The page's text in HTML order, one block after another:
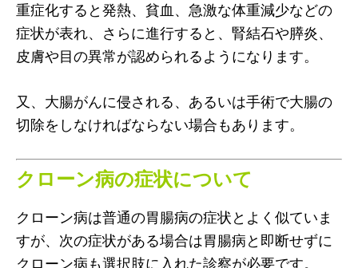
重症化すると発熱、貧血、急激な体重減少などの
症状が表れ、さらに進行すると、腎結石や膵炎、
皮膚や目の異常が認められるようになります。
又、大腸がんに侵される、あるいは手術で大腸の
切除をしなければならない場合もあります。
クローン病の症状について
クローン病は普通の胃腸病の症状とよく似ていま
すが、次の症状がある場合は胃腸病と即断せずに
クローン病も選択肢に入れた診察が必要です。